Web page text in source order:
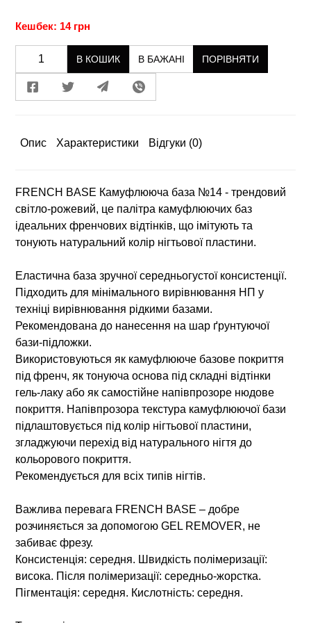
Кешбек: 14 грн
В КОШИК В БАЖАНІ ПОРІВНЯТИ
Опис Характеристики Відгуки (0)
FRENCH BASE Камуфлююча база №14 - трендовий
світло-рожевий, це палітра камуфлюючих баз
ідеальних френчових відтінків, що імітують та
тонують натуральний колір нігтьової пластини.
Еластична база зручної середньогустої консистенції.
Підходить для мінімального вирівнювання НП у
техніці вирівнювання рідкими базами.
Рекомендована до нанесення на шар ґрунтуючої
бази-підложки.
Використовуються як камуфлююче базове покриття
під френч, як тонуюча основа під складні відтінки
гель-лаку або як самостійне напівпрозоре нюдове
покриття. Напівпрозора текстура камуфлюючої бази
підлаштовується під колір нігтьової пластини,
згладжуючи перехід від натурального нігтя до
кольорового покриття.
Рекомендується для всіх типів нігтів.
Важлива перевага FRENCH BASE – добре
розчиняється за допомогою GEL REMOVER, не
забиває фрезу.
Консистенція: середня. Швидкість полімеризації:
висока. Після полімеризації: середньо-жорстка.
Пігментація: середня. Кислотність: середня.